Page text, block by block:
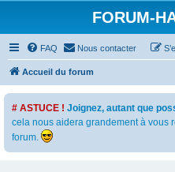
FORUM-
FAQ Nous contacter
Accueil du forum
# ASTUCE ! Joignez, autant que
cela nous aidera grandement à vous
forum.